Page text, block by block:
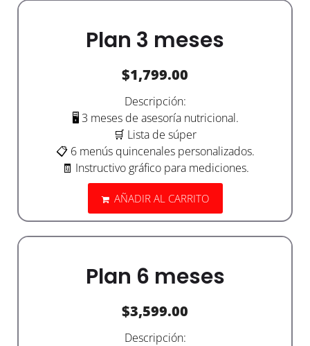
Plan 3 meses
$1,799.00
Descripción:
🖥️ 3 meses de asesoría nutricional.
🛒 Lista de súper
📋 6 menús quincenales personalizados.
🧾 Instructivo gráfico para mediciones.
AÑADIR AL CARRITO
Plan 6 meses
$3,599.00
Descripción: